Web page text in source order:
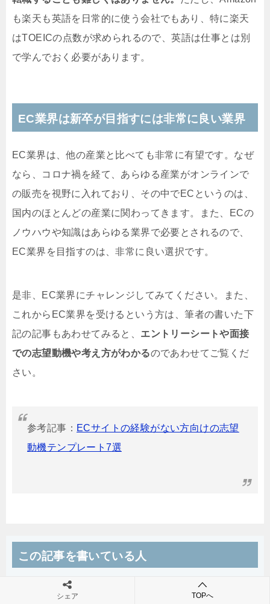
も楽天も英語を日常的に使う会社でもあり、特に楽天
はTOEICの点数が求められるので、英語は仕事とは別
で学んでおく必要があります。
EC業界は新卒が目指すには非常に良い業界
EC業界は、他の産業と比べても非常に有望です。なぜ
なら、コロナ禍を経て、あらゆる産業がオンラインで
の販売を視野に入れており、その中でECというのは、
国内のほとんどの産業に関わってきます。また、ECの
ノウハウや知識はあらゆる業界で必要とされるので、
EC業界を目指すのは、非常に良い選択です。
是非、EC業界にチャレンジしてみてください。また、
これからEC業界を受けるという方は、筆者の書いた下
記の記事もあわせてみると、 エントリーシートや面接
での志望動機や考え方がわかるのであわせてご覧くだ
さい。
参考記事： ECサイトの経験がない方向けの志望
動機テンプレート7選
この記事を書いている人
シェア TOPへ